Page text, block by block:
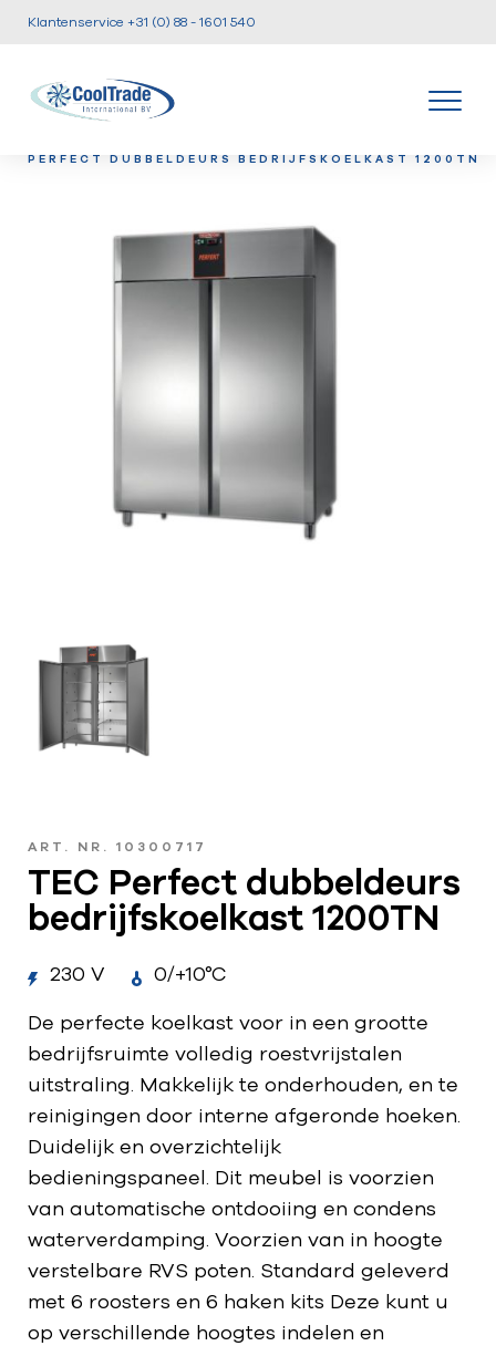
Klantenservice +31 (0) 88 - 1601 540
PERFECT DUBBELDEURS BEDRIJFSKOELKAST 1200TN
ART. NR. 10300717
TEC Perfect dubbeldeurs
bedrijfskoelkast 1200TN
230 V 0/+10°C
De perfecte koelkast voor in een grootte
bedrijfsruimte volledig roestvrijstalen
uitstraling. Makkelijk te onderhouden, en te
reinigingen door interne afgeronde hoeken.
Duidelijk en overzichtelijk
bedieningspaneel. Dit meubel is voorzien
van automatische ontdooiing en condens
waterverdamping. Voorzien van in hoogte
verstelbare RVS poten. Standard geleverd
met 6 roosters en 6 haken kits Deze kunt u
op verschillende hoogtes indelen en